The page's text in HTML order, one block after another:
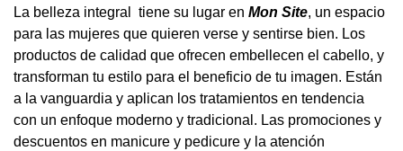
La belleza integral tiene su lugar en Mon Site, un espacio
para las mujeres que quieren verse y sentirse bien. Los
productos de calidad que ofrecen embellecen el cabello, y
transforman tu estilo para el beneficio de tu imagen. Están
a la vanguardia y aplican los tratamientos en tendencia
con un enfoque moderno y tradicional. Las promociones y
descuentos en manicure y pedicure y la atención